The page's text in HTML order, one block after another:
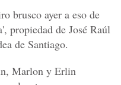
brusco ayer a eso de
propiedad de José Raúl
de Santiago.
Marlon y Erlin